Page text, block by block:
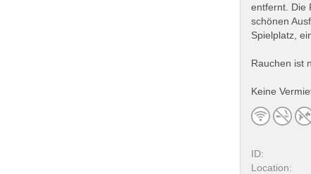
entfernt. Die
schönen
Spielplatz,
Rauchen ist
Keine
ID:
Location: